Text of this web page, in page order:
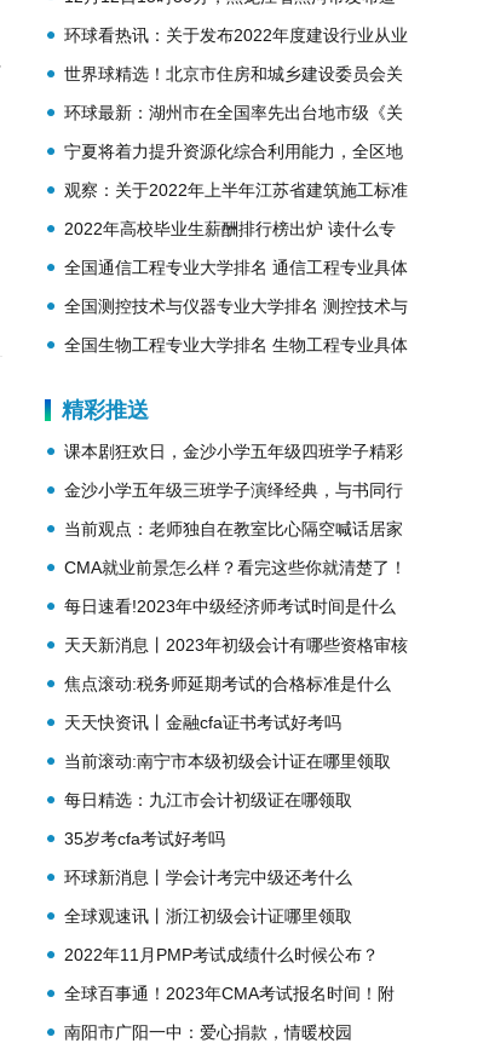
路结冰黄色预警
环球看热讯：关于发布2022年度建设行业从业
人员在线公益培训资源的通知
世界球精选！北京市住房和城乡建设委员会关
于落实住房和城乡建设部办公厅建设工程企业
资质有关事宜的通知
环球最新：湖州市在全国率先出台地市级《关
于加快绿色建筑提质发展的意见》
宁夏将着力提升资源化综合利用能力，全区地
级城市建筑垃圾分类管理制度基本建立
观察：关于2022年上半年江苏省建筑施工标准
化星级工地项目名单的公示
2022年高校毕业生薪酬排行榜出炉 读什么专
业收入最高？
全国通信工程专业大学排名 通信工程专业具体
介绍
全国测控技术与仪器专业大学排名 测控技术与
仪器专业具体介绍
全国生物工程专业大学排名 生物工程专业具体
精彩推送
课本剧狂欢日，金沙小学五年级四班学子精彩
演绎民间故事
金沙小学五年级三班学子演绎经典，与书同行
当前观点：老师独自在教室比心隔空喊话居家
学生
CMA就业前景怎么样？看完这些你就清楚了！
每日速看!2023年中级经济师考试时间是什么
时候
天天新消息丨2023年初级会计有哪些资格审核
方式
焦点滚动:税务师延期考试的合格标准是什么
天天快资讯丨金融cfa证书考试好考吗
当前滚动:南宁市本级初级会计证在哪里领取
每日精选：九江市会计初级证在哪领取
35岁考cfa考试好考吗
环球新消息丨学会计考完中级还考什么
全球观速讯丨浙江初级会计证哪里领取
2022年11月PMP考试成绩什么时候公布？
全球百事通！2023年CMA考试报名时间！附
考试内容
南阳市广阳一中：爱心捐款，情暖校园